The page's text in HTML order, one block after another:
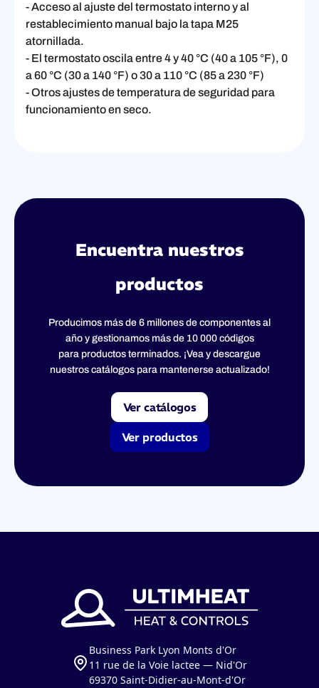
- Acceso al ajuste del termostato interno y al
restablecimiento manual bajo la tapa M25
atornillada.
- El termostato oscila entre 4 y 40 °C (40 a 105 °F), 0
a 60 °C (30 a 140 °F) o 30 a 110 °C (85 a 230 °F)
- Otros ajustes de temperatura de seguridad para
funcionamiento en seco.
Encuentra nuestros
productos
Producimos más de 6 millones de componentes al
año y gestionamos más de 10 000 códigos
para productos terminados. ¡Vea y descargue
nuestros catálogos para mantenerse actualizado!
Ver catálogos
Ver productos
Business Park Lyon Monts d'Or
11 rue de la Voie lactee — Nid'Or
69370 Saint-Didier-au-Mont-d'Or